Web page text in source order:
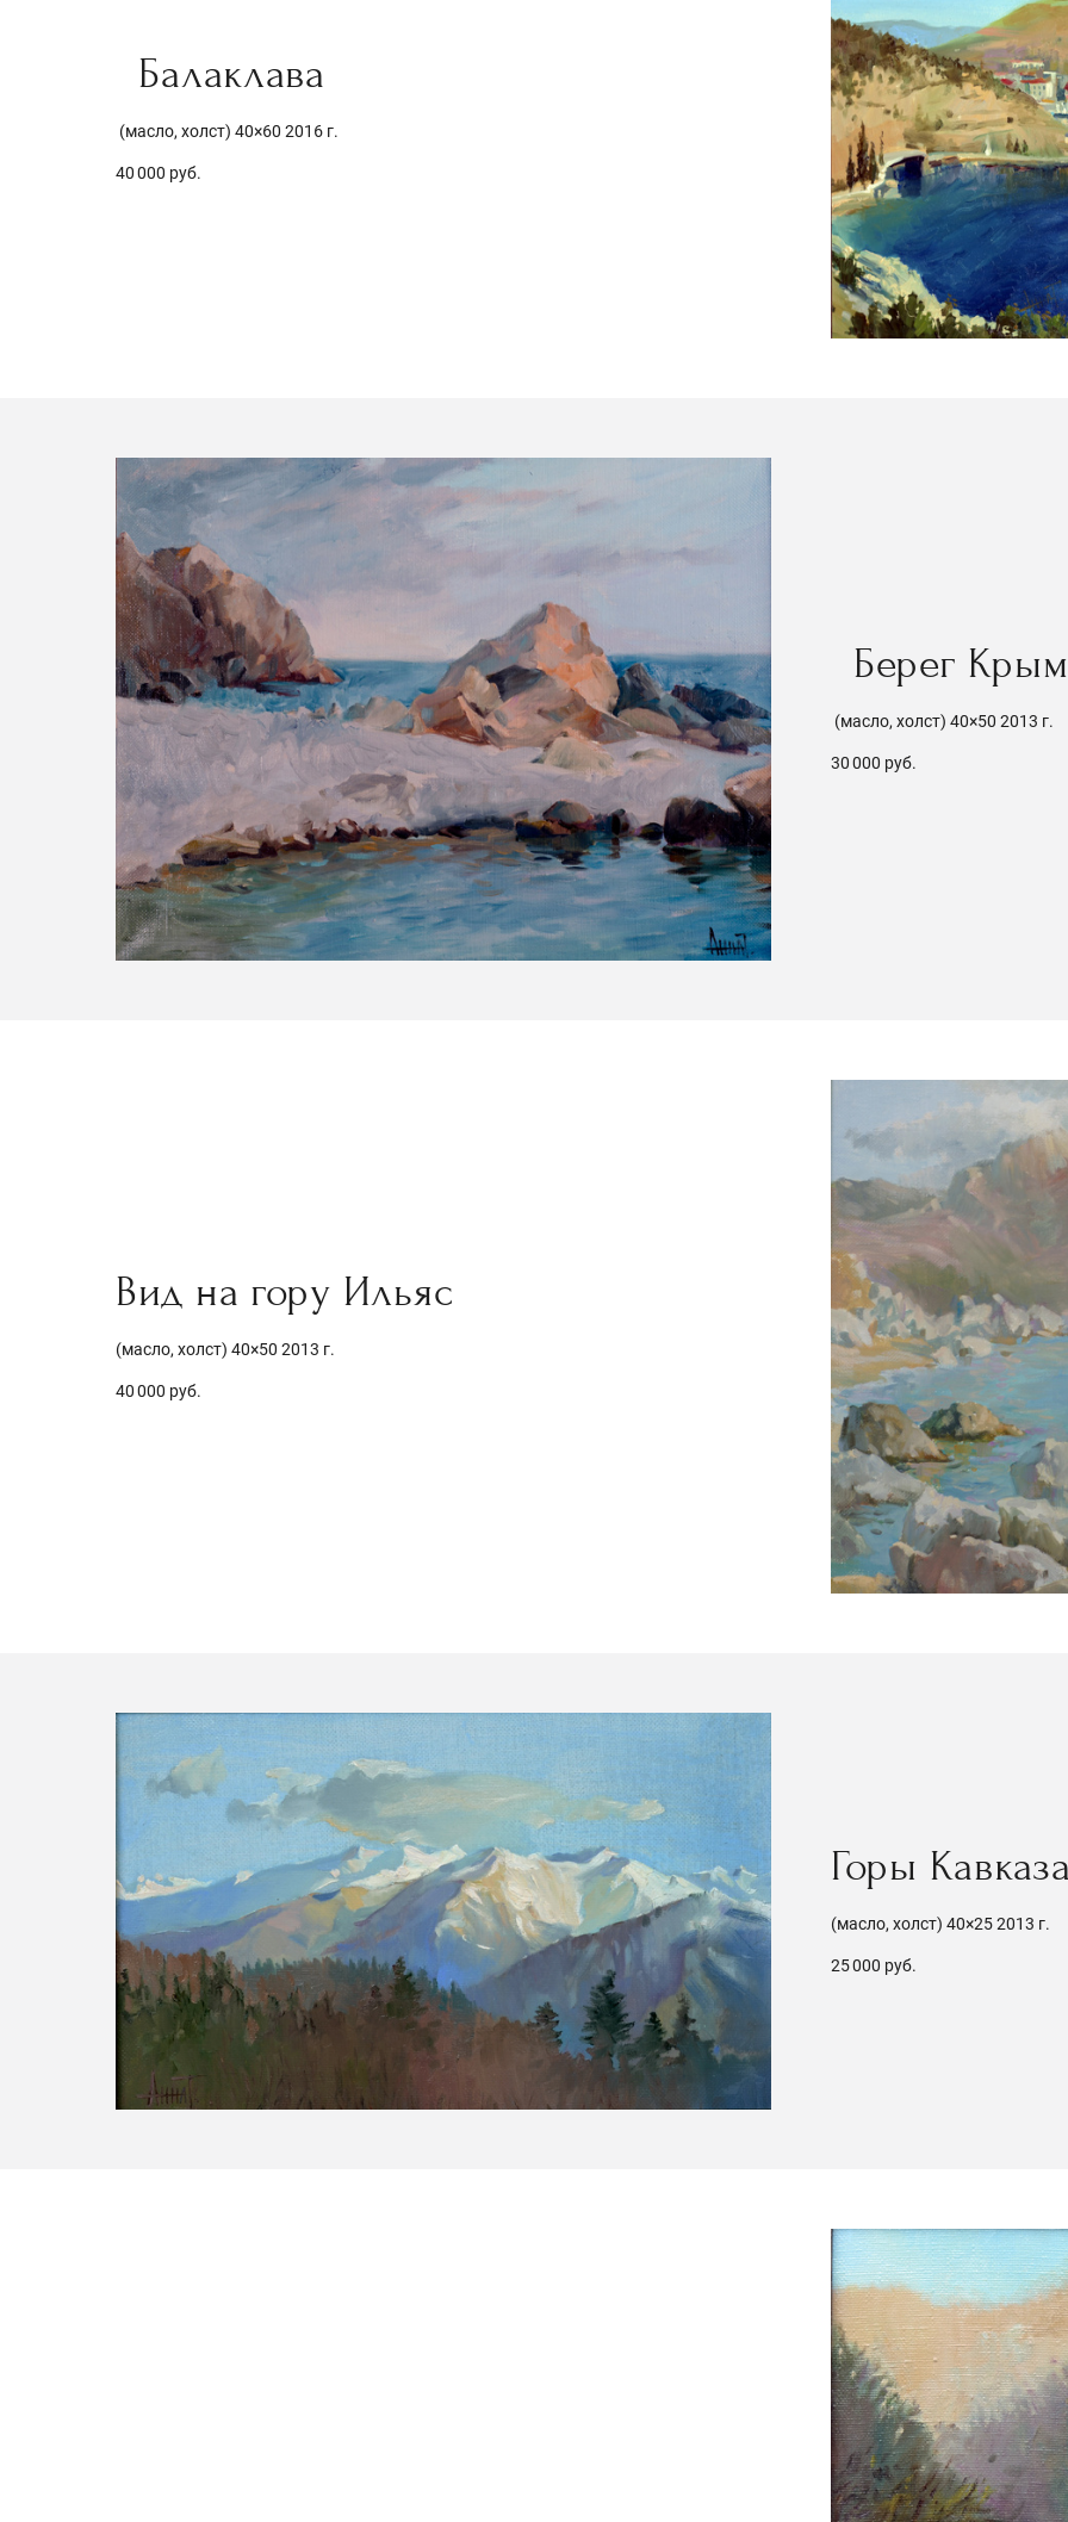
Балаклава
(масло, холст) 40×60 2016 г.
40 000 руб.
Берег
(масло, холст) 40×50 2013 г.
30 000 руб.
Вид на гору Ильяс
(масло, холст) 40×50 2013 г.
40 000 руб.
Горы
(масло, холст) 40×25 2013 г.
25 000 руб.